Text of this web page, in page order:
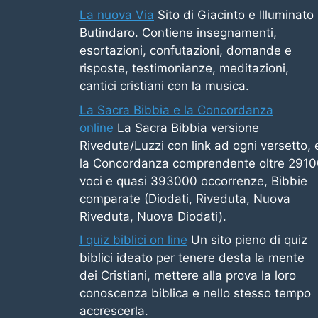
La nuova Via Sito di Giacinto e Illuminato
Butindaro. Contiene insegnamenti,
esortazioni, confutazioni, domande e
risposte, testimonianze, meditazioni,
cantici cristiani con la musica.
La Sacra Bibbia e la Concordanza
online La Sacra Bibbia versione
Riveduta/Luzzi con link ad ogni versetto,
la Concordanza comprendente oltre
voci e quasi 393000 occorrenze, Bibbie
comparate (Diodati, Riveduta, Nuova
Riveduta, Nuova Diodati).
I quiz biblici on line Un sito pieno di quiz
biblici ideato per tenere desta la mente
dei Cristiani, mettere alla prova la loro
conoscenza biblica e nello stesso tempo
accrescerla.